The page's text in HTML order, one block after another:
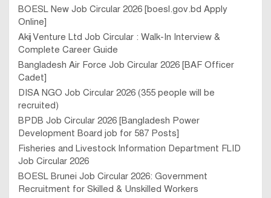
BOESL New Job Circular 2026 [boesl.gov.bd Apply
Online]
Akij Venture Ltd Job Circular : Walk-In Interview &
Complete Career Guide
Bangladesh Air Force Job Circular 2026 [BAF Officer
Cadet]
DISA NGO Job Circular 2026 (355 people will be
recruited)
BPDB Job Circular 2026 [Bangladesh Power
Development Board job for 587 Posts]
Fisheries and Livestock Information Department FLID
Job Circular 2026
BOESL Brunei Job Circular 2026: Government
Recruitment for Skilled & Unskilled Workers